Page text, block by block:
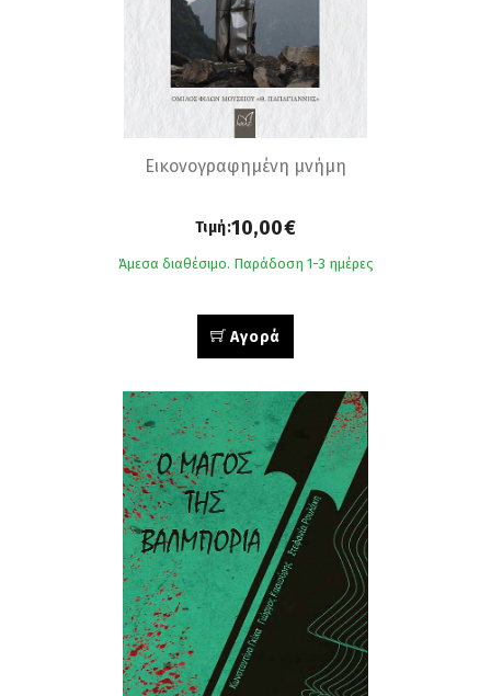
Εικονογραφημένη μνήμη
Τιμή:10,00€
Άμεσα διαθέσιμο. Παράδοση 1-3 ημέρες
Αγορά